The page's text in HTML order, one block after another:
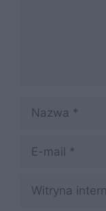
mail
internetowa